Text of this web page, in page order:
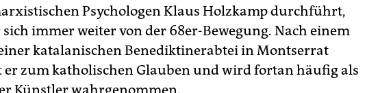
Psychologen Klaus Holzkamp durchführt,
immer weiter von der 68er-Bewegung. Nach einem
katalanischen Benediktinerabtei in Montserrat
er zum katholischen Glauben und wird fortan häufig als
Künstler wahrgenommen.